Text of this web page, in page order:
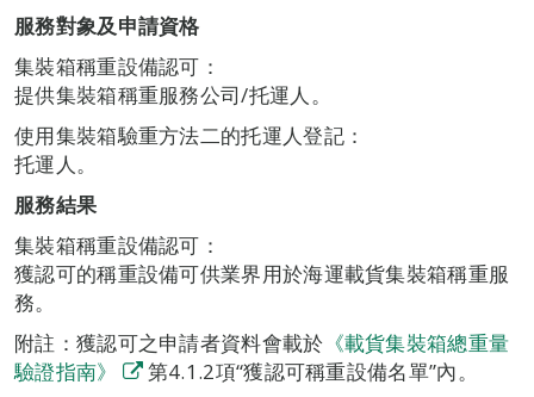
服務對象及申請資格
集裝箱稱重設備認可：
提供集裝箱稱重服務公司/托運人。
使用集裝箱驗重方法二的托運人登記：
托運人。
服務結果
集裝箱稱重設備認可：
獲認可的稱重設備可供業界用於海運載貨集裝箱稱重服
務。
附註：獲認可之申請者資料會載於 《載貨集裝箱總重量
驗證指南》
第4.1.2項“獲認可稱重設備名單”內。